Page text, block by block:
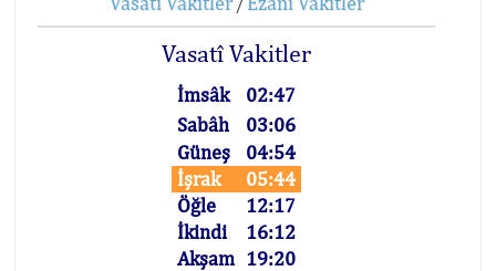
/
Vasatî Vakitler
İmsâk
02:47
Sabâh
03:06
Güneş
04:54
İşrak
05:44
Öğle
12:17
İkindi
16:12
Akşam 19:20